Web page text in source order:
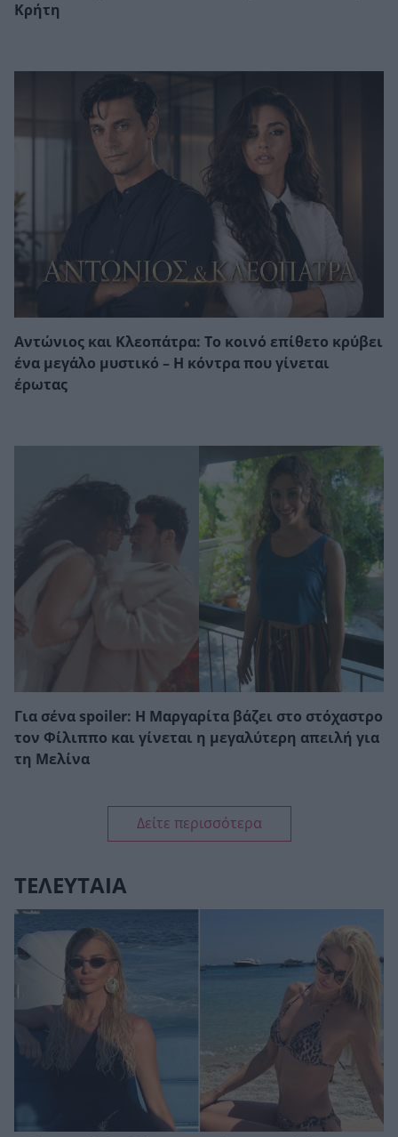
Κρήτη
Αντώνιος και Κλεοπάτρα: Το κοινό επίθετο κρύβει
ένα μεγάλο μυστικό – Η κόντρα που γίνεται
έρωτας
Για σένα spoiler: Η Μαργαρίτα βάζει στο στόχαστρο
τον Φίλιππο και γίνεται η μεγαλύτερη απειλή για
τη Μελίνα
Δείτε περισσότερα
ΤΕΛΕΥΤΑΙΑ